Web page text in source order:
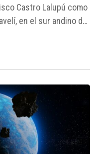
Castro Lalupú como
en el sur andino del
con el país,